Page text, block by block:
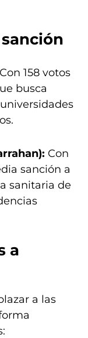
Con 158 votos
busca
Con
sanción a
sanitaria de
a
a las